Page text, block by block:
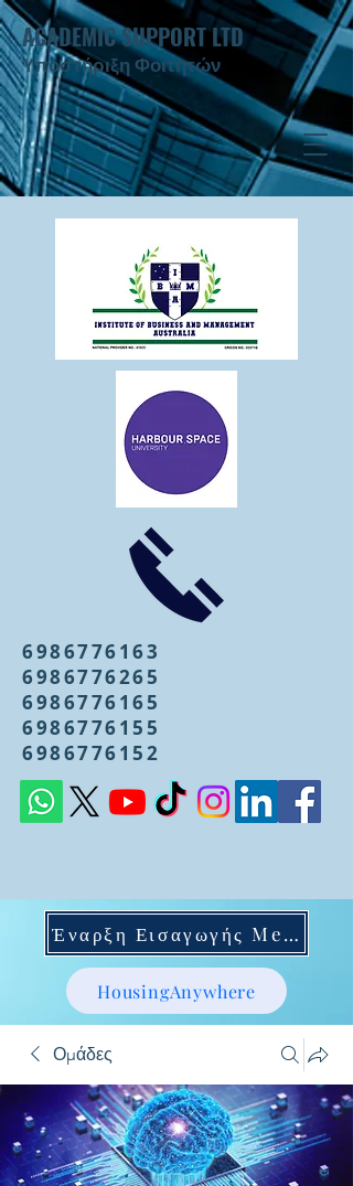
6986776163
6986776265
6986776165
6986776155
6986776152
ACADEMIC SUPPORT LTD
Υποστήριξη Φοιτητών ​
Έναρξη Εισαγωγής Mentoring
HousingAnywhere
Ομάδες